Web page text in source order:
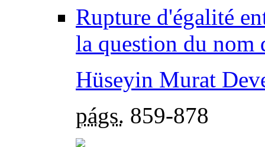
Rupture d'égalité
la question du nom
Hüseyin Murat
págs. 859-878